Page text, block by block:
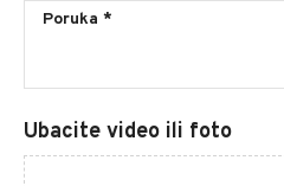
Ubacite video ili foto